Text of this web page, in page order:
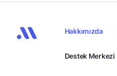
Hakkımızda
Destek Merkezi